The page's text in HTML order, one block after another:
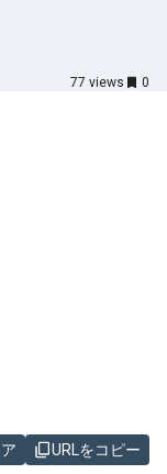
77 views 0
URLをコピー